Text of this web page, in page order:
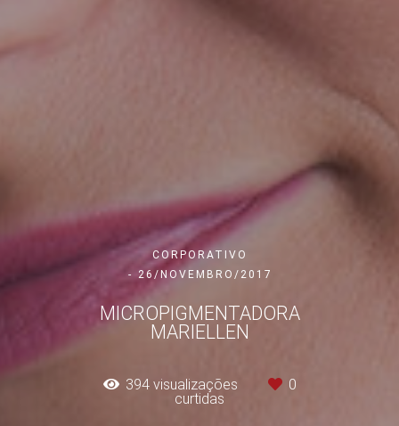
CORPORATIVO
26/NOVEMBRO/2017
MICROPIGMENTADORA
MARIELLEN
394visualizações
0
curtidas